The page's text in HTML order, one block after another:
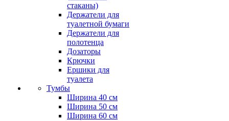
стаканы)
Держатели для
туалетной бумаги
Держатели для
полотенца
Дозаторы
Крючки
Ершики для
туалета
Тумбы
Ширина 40 см
Ширина 50 см
Ширина 60 см